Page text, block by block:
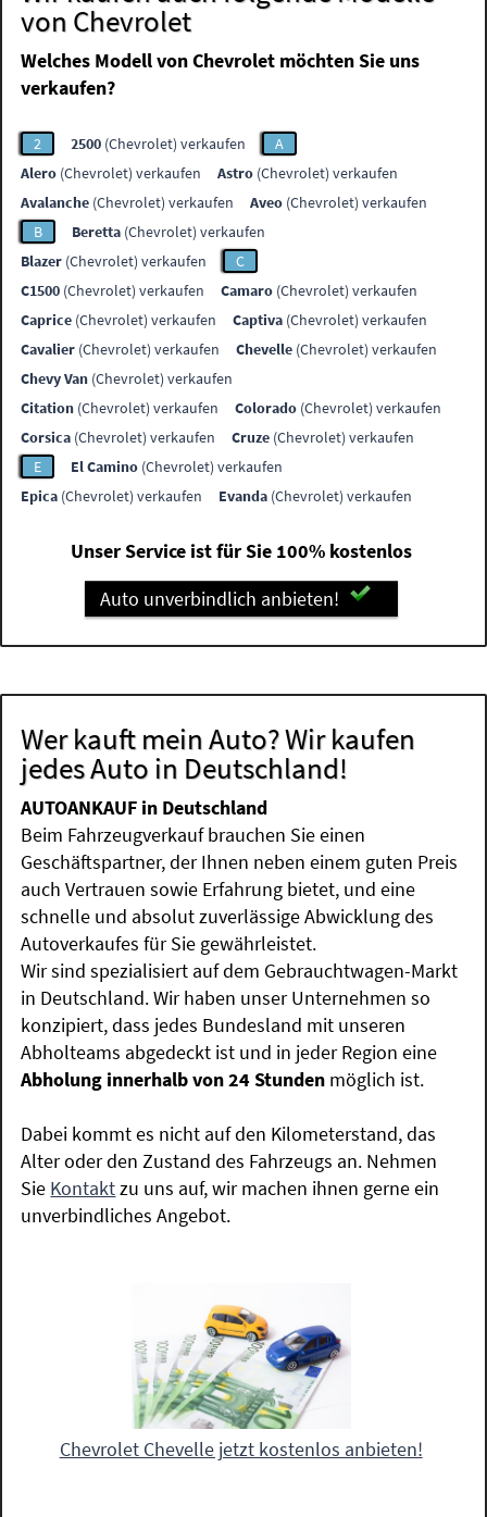
von Chevrolet
Welches Modell von Chevrolet möchten Sie uns
verkaufen?
2 2500 (Chevrolet) verkaufen
A
Alero (Chevrolet) verkaufen Astro (Chevrolet) verkaufen
Avalanche (Chevrolet) verkaufen Aveo (Chevrolet) verkaufen
B
Beretta (Chevrolet) verkaufen
Blazer (Chevrolet) verkaufen
C
C1500 (Chevrolet) verkaufen Camaro (Chevrolet) verkaufen
Caprice (Chevrolet) verkaufen Captiva (Chevrolet) verkaufen
Cavalier (Chevrolet) verkaufen Chevelle (Chevrolet) verkaufen
Chevy Van (Chevrolet) verkaufen
Citation (Chevrolet) verkaufen Colorado (Chevrolet) verkaufen
Corsica (Chevrolet) verkaufen Cruze (Chevrolet) verkaufen
E
El Camino (Chevrolet) verkaufen
Epica (Chevrolet) verkaufen Evanda (Chevrolet) verkaufen
Unser Service ist für Sie 100% kostenlos
Auto unverbindlich anbieten!
Wer kauft mein Auto? Wir kaufen
jedes Auto in Deutschland!
AUTOANKAUF in Deutschland
Beim Fahrzeugverkauf brauchen Sie einen
Geschäftspartner, der Ihnen neben einem guten Preis
auch Vertrauen sowie Erfahrung bietet, und eine
schnelle und absolut zuverlässige Abwicklung des
Autoverkaufes für Sie gewährleistet.
Wir sind spezialisiert auf dem Gebrauchtwagen-Markt
in Deutschland. Wir haben unser Unternehmen so
konzipiert, dass jedes Bundesland mit unseren
Abholteams abgedeckt ist und in jeder Region eine
Abholung innerhalb von 24 Stunden möglich ist.
Dabei kommt es nicht auf den Kilometerstand, das
Alter oder den Zustand des Fahrzeugs an. Nehmen
Sie Kontaktzu uns auf, wir machen ihnen gerne ein
unverbindliches Angebot.
Chevrolet Chevelle jetzt kostenlos anbieten!